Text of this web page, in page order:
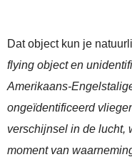
Dat object kun je
flying object en
Amerikaans-
ongeïdentificeerd
verschijnsel in de lucht,
moment van